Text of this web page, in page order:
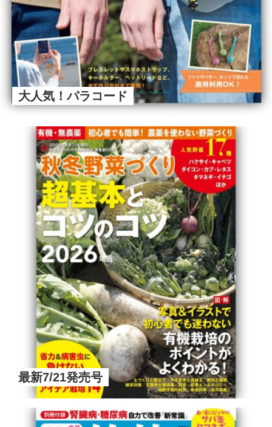
大人気！パラコード
最新7/21発売号